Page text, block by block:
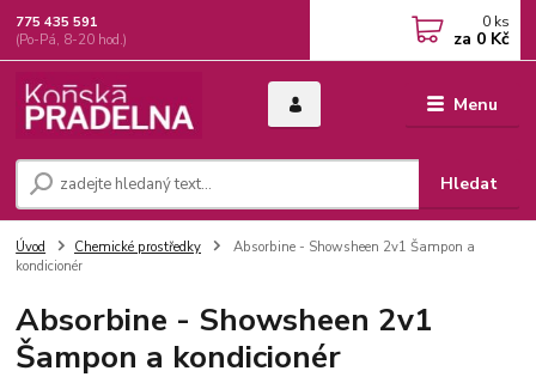
Menu
Hledat
775 435 591
(Po-Pá, 8-20 hod.)
0 ks
za 0 Kč
Úvod Chemické prostředky
Absorbine - Showsheen 2v1 Šampon a
kondicionér
Absorbine - Showsheen 2v1
Šampon a kondicionér